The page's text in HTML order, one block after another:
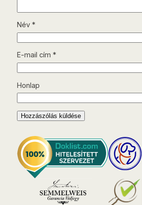
Név *
E-mail cím *
Honlap